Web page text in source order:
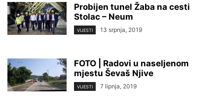
Probijen tunel Žaba na cesti
Stolac – Neum
VIJESTI 13 srpnja, 2019
FOTO | Radovi u naseljenom
mjestu Ševaš Njive
VIJESTI 7 lipnja, 2019